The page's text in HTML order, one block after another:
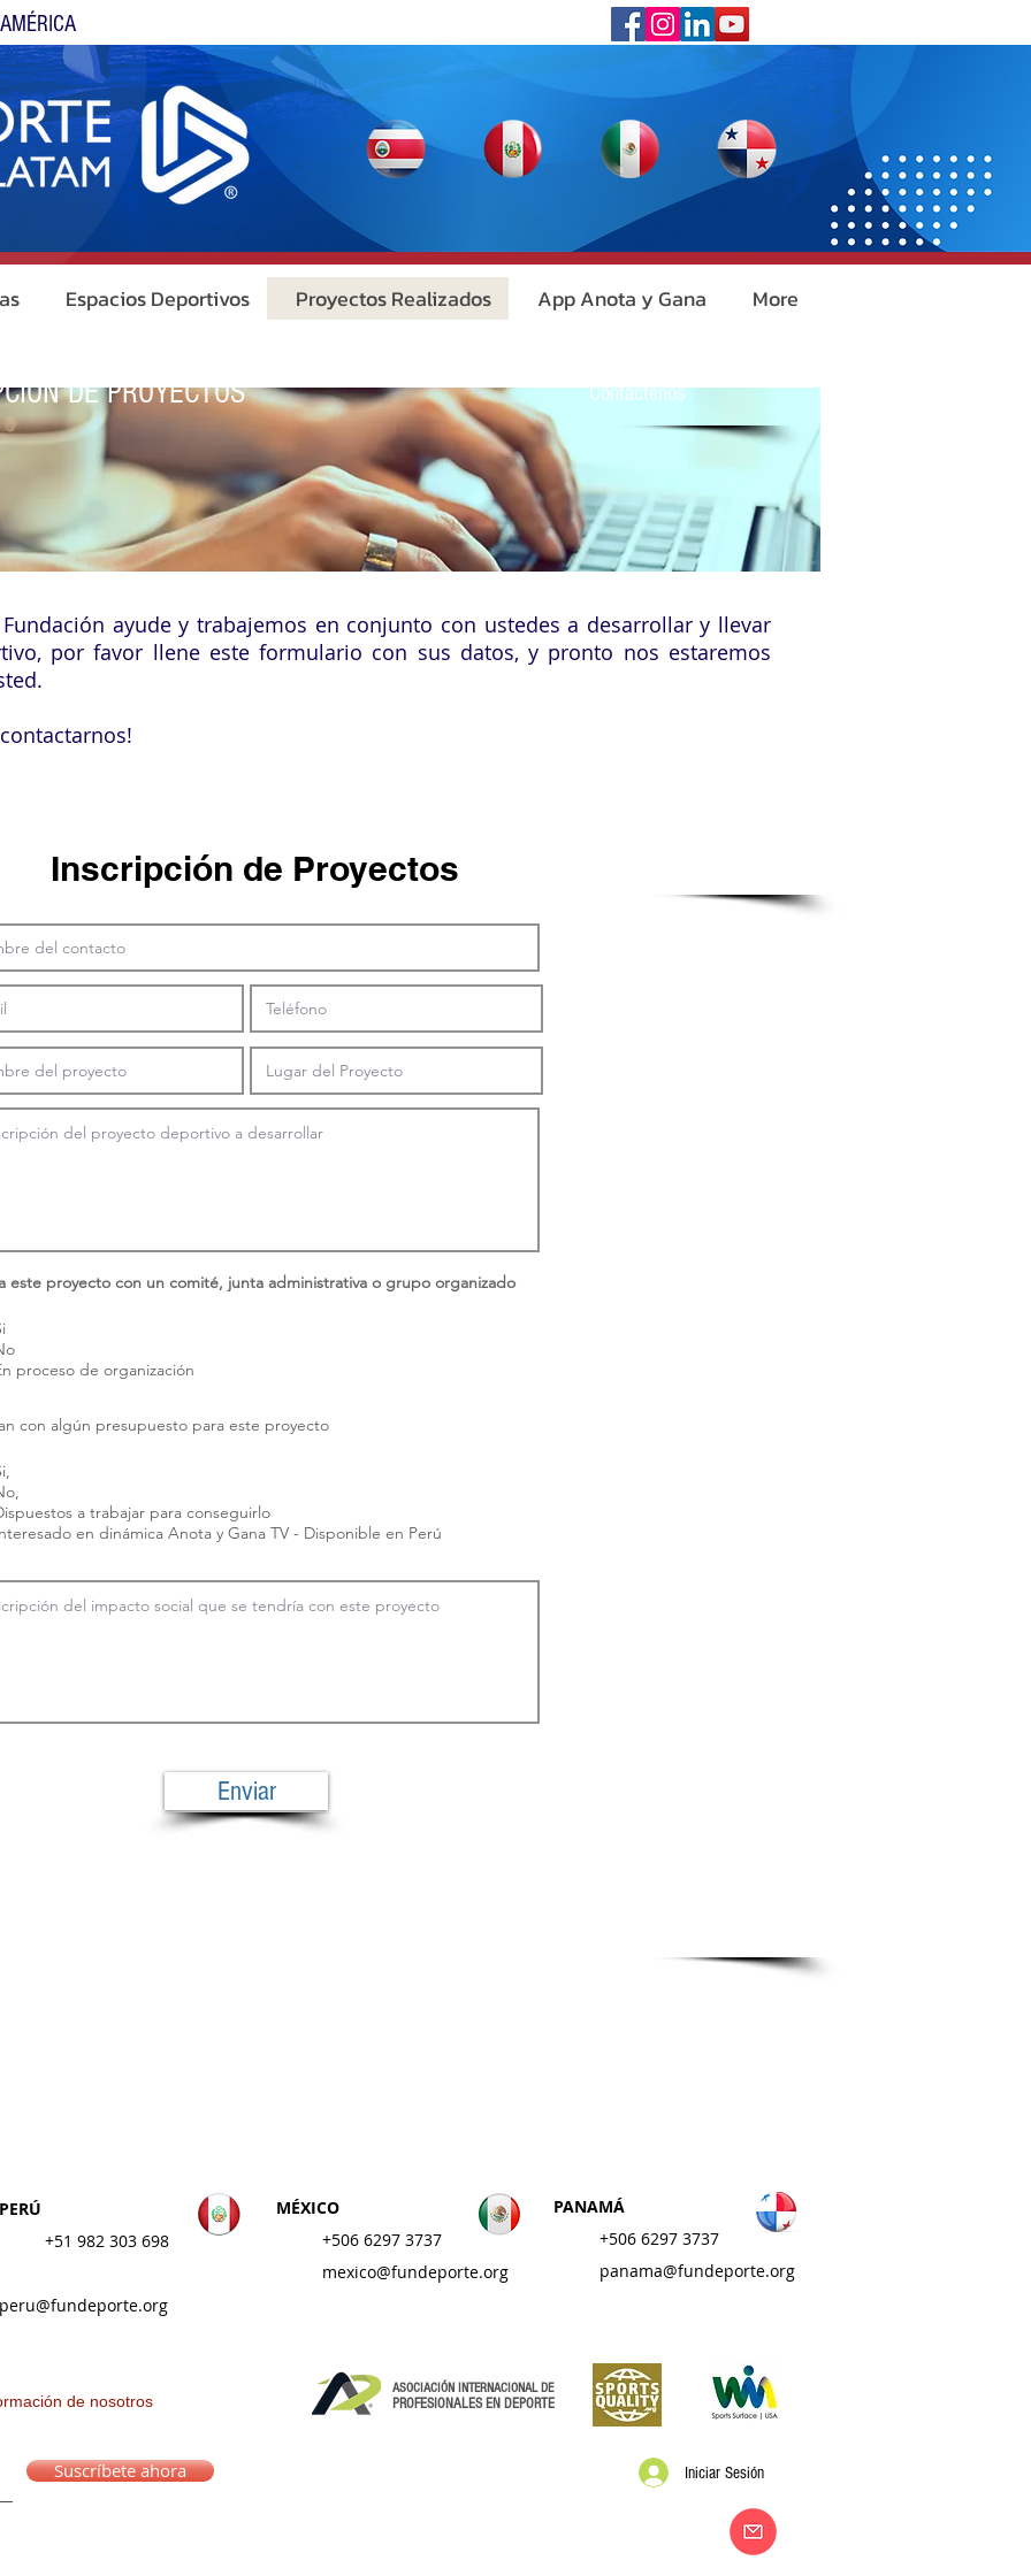
Espacios Deportivos Proyectos Realizados App Anota y Gana More
DE PROYECTOS Contáctenos
ayude y trabajemos en conjunto con ustedes a desarrollar y llevar
por favor llene este formulario con sus datos, y pronto nos estaremos
Inscripción de Proyectos
este proyecto con un comité, junta administrativa o grupo organizado
proceso de organización
con algún presupuesto para este proyecto
a trabajar para conseguirlo
en dinámica Anota y Gana TV - Disponible en Perú
Enviar
ASOCIACIÓN INTERNACIONAL DE
PROFESIONALES EN DEPORTE
PERÚ
+51 982 303 698
peru@fundeporte.org
MÉXICO
+506 6297 3737
mexico@fundeporte.org
PANAMÁ
+506 6297 3737
panama@fundeporte.org
Iniciar Sesión
de nosotros
Suscríbete ahora